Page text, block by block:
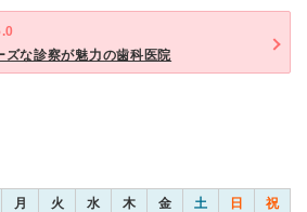
な診察が魅力の歯科医院
月 火 水 木 金 土 日 祝